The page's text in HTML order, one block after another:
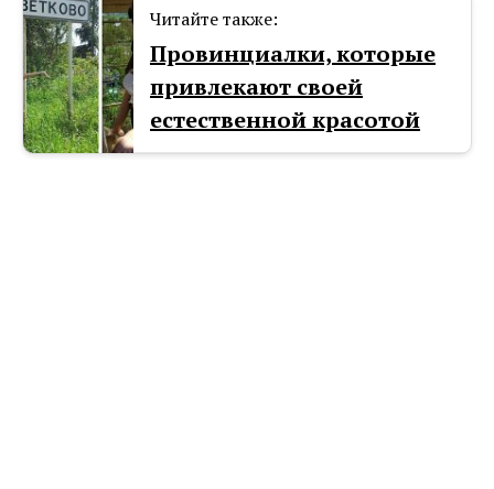
Читайте также:
Провинциалки, которые
привлекают своей
естественной красотой